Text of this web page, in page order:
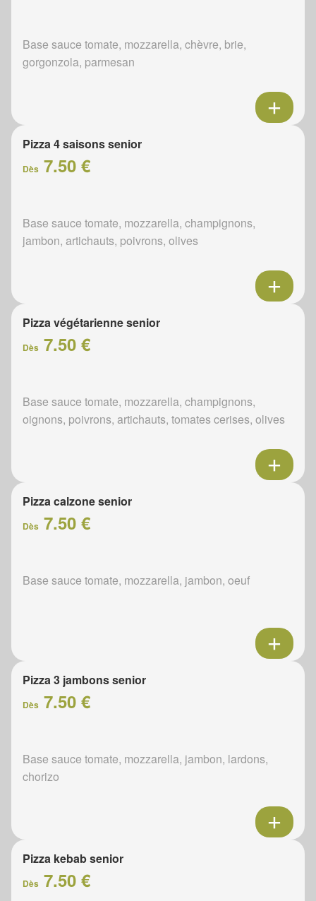
Base sauce tomate, mozzarella, chèvre, brie,
gorgonzola, parmesan
Pizza 4 saisons senior
Dès 7.50 €
Base sauce tomate, mozzarella, champignons,
jambon, artichauts, poivrons, olives
Pizza végétarienne senior
Dès 7.50 €
Base sauce tomate, mozzarella, champignons,
oignons, poivrons, artichauts, tomates cerises, olives
Pizza calzone senior
Dès 7.50 €
Base sauce tomate, mozzarella, jambon, oeuf
Pizza 3 jambons senior
Dès 7.50 €
Base sauce tomate, mozzarella, jambon, lardons,
chorizo
Pizza kebab senior
Dès 7.50 €